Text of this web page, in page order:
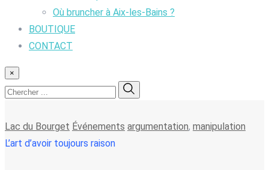
Où bruncher à Aix-les-Bains ?
BOUTIQUE
CONTACT
×
Lac du Bourget Événements argumentation, manipulation
L’art d’avoir toujours raison